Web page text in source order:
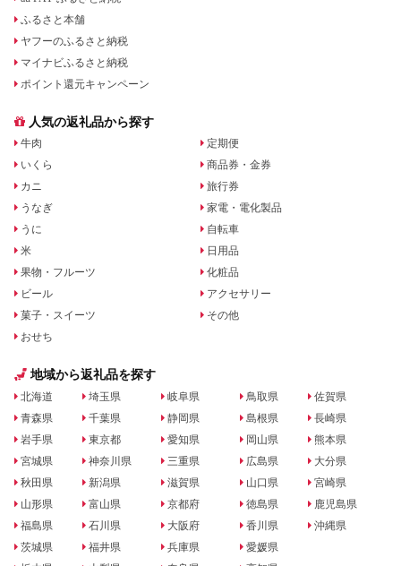
ふるさと本舗
ヤフーのふるさと納税
マイナビふるさと納税
ポイント還元キャンペーン
人気の返礼品から探す
牛肉
いくら
カニ
うなぎ
うに
米
果物・フルーツ
ビール
菓子・スイーツ
おせち
定期便
商品券・金券
旅行券
家電・電化製品
自転車
日用品
化粧品
アクセサリー
その他
地域から返礼品を探す
北海道
青森県
岩手県
宮城県
秋田県
山形県
福島県
茨城県
埼玉県
千葉県
東京都
神奈川県
新潟県
富山県
石川県
福井県
岐阜県
静岡県
愛知県
三重県
滋賀県
京都府
大阪府
兵庫県
鳥取県
島根県
岡山県
広島県
山口県
徳島県
香川県
愛媛県
佐賀県
長崎県
熊本県
大分県
宮崎県
鹿児島県
沖縄県